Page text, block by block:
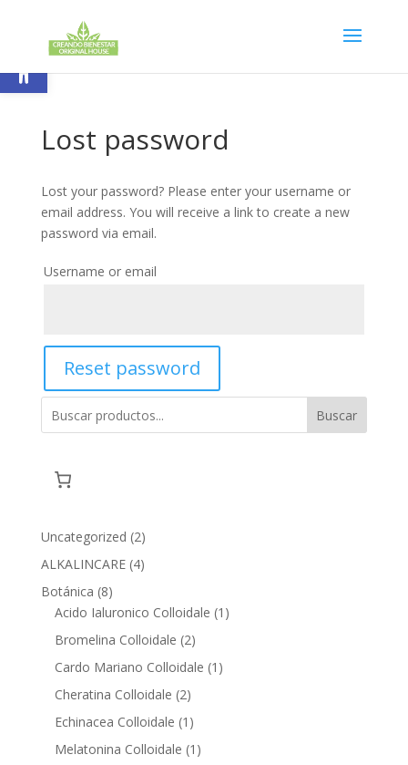
Abrir barra de herramientas
Lost password
Lost your password? Please enter your username or
email address. You will receive a link to create a new
password via email.
Username or email
Reset password
Buscar
Uncategorized 22
products
ALKALINCARE 44
Botánica 88
products
Acido Ialuronico Colloidale 1 1
Bromelina Colloidale 22
products
Cardo Mariano Colloidale 1 1
Cheratina Colloidale 22
products
Echinacea Colloidale 1 1
product
Melatonina Colloidale 1 1